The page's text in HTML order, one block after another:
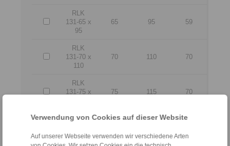
Verwendung von Cookies auf dieser Website
Auf unserer Webseite verwenden wir verschiedene Arten
RLK
131-65 x
95
65 95 59
RLK
131-70 x
110
70 110 70
RLK
131-75 x
75 115 70
RLK
120